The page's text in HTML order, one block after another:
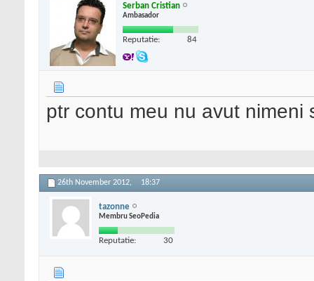
Serban Cristian
Ambasador
Reputatie: 84
ptr contu meu nu avut
26th November 2012, 18:37
tazonne
Membru SeoPedia
Reputatie: 30